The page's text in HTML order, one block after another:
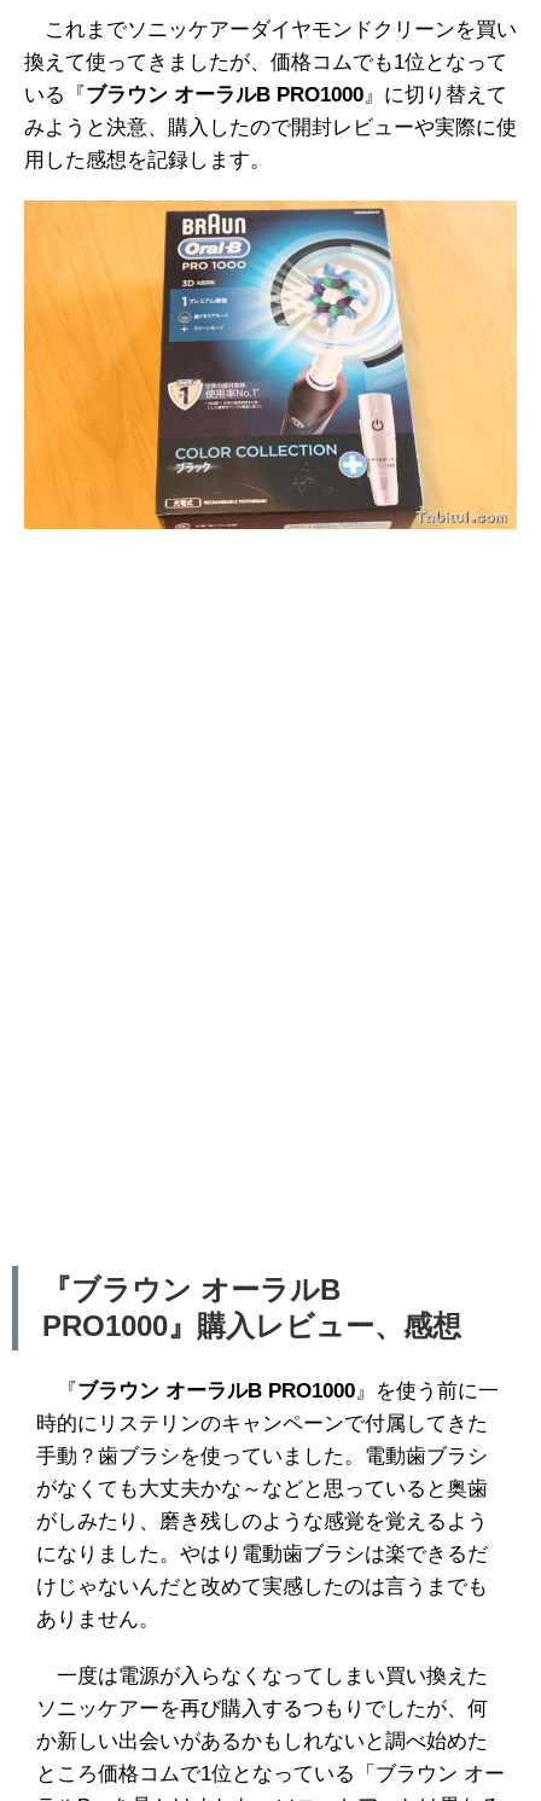
これまでソニッケアーダイヤモンドクリーンを買い
換えて使ってきましたが、価格コムでも1位となって
いる『ブラウン オーラルB PRO1000』に切り替えて
みようと決意、購入したので開封レビューや実際に使
用した感想を記録します。
『ブラウン オーラルB
PRO1000』購入レビュー、感想
『ブラウン オーラルB PRO1000 』を使う前に一
時的にリステリンのキャンペーンで付属してきた
手動？歯ブラシを使っていました。電動歯ブラシ
がなくても大丈夫かな～などと思っていると奥歯
がしみたり、磨き残しのような感覚を覚えるよう
になりました。やはり電動歯ブラシは楽できるだ
けじゃないんだと改めて実感したのは言うまでも
ありません。
一度は電源が入らなくなってしまい買い換えた
ソニッケアーを再び購入するつもりでしたが、何
か新しい出会いがあるかもしれないと調べ始めた
ところ価格コムで1位となっている「ブラウン オー